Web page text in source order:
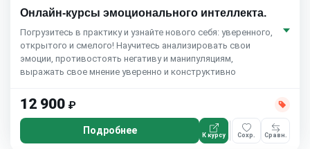
Онлайн-курсы эмоционального интеллекта.
Погрузитесь в практику и узнайте нового себя: уверенного,
открытого и смелого! Научитесь анализировать свои
эмоции, противостоять негативу и манипуляциям,
выражать свое мнение уверенно и конструктивно
12 900 ₽
Подробнее К курсу Сохр. Сравн.